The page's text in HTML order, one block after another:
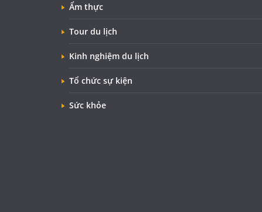
Ẩm thực
Tour du lịch
Kinh nghiệm du lịch
Tổ chức sự kiện
Sức khỏe